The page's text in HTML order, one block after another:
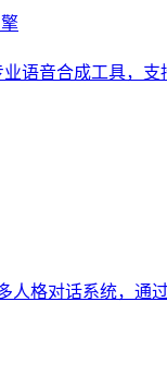
业语音合成工具，
人格对话系统，通